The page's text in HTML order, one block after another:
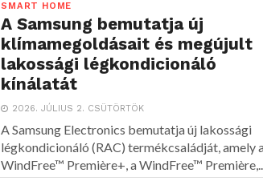
SMART HOME
A Samsung bemutatja új
klímamegoldásait és megújult
lakossági légkondicionáló
kínálatát
2026. JÚLIUS 2. CSÜTÖRTÖK
A Samsung Electronics bemutatja új lakossági
légkondicionáló (RAC) termékcsaládját, amely
WindFree™ Première+, a WindFree™